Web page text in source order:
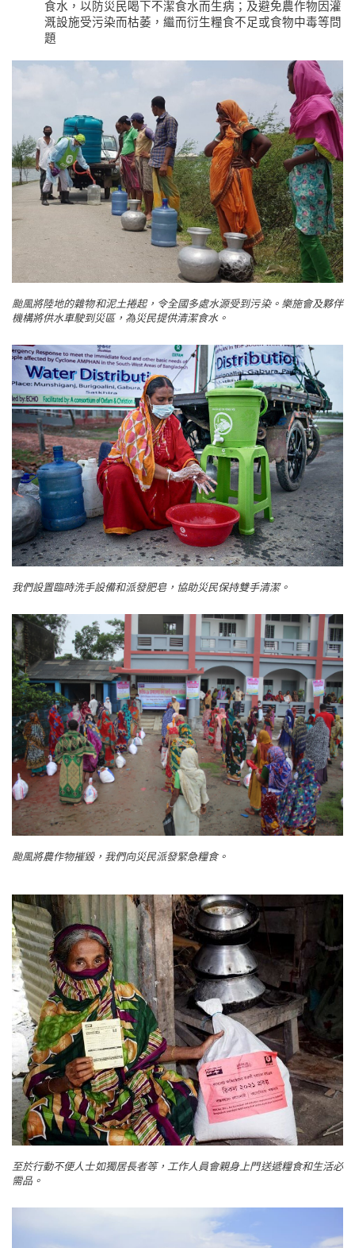
食水，以防災民喝下不潔食水而生病；及避免農作物因灌
溉設施受污染而枯萎，繼而衍生糧食不足或食物中毒等問
題
颱風將陸地的雜物和泥土捲起，令全國多處水源受到污染。樂施會及夥伴
機構將供水車駛到災區，為災民提供清潔食水。
我們設置臨時洗手設備和派發肥皂，協助災民保持雙手清潔。
颱風將農作物摧毀，我們向災民派發緊急糧食。
至於行動不便人士如獨居長者等，工作人員會親身上門送遞糧食和生活必
需品。